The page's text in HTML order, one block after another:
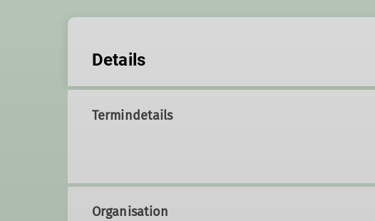
Details
Termindetails
Organisation